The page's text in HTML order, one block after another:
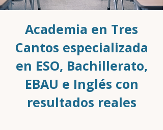
Academia en Tres
Cantos especializada
en ESO, Bachillerato,
EBAU e Inglés con
resultados reales